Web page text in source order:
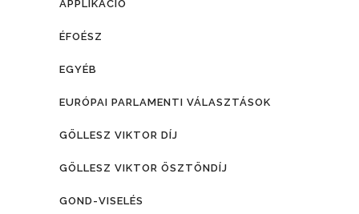
APPLIKÁCIÓ
ÉFOÉSZ
EGYÉB
EURÓPAI PARLAMENTI VÁLASZTÁSOK
GÖLLESZ VIKTOR DÍJ
GÖLLESZ VIKTOR ÖSZTÖNDÍJ
GOND-VISELÉS